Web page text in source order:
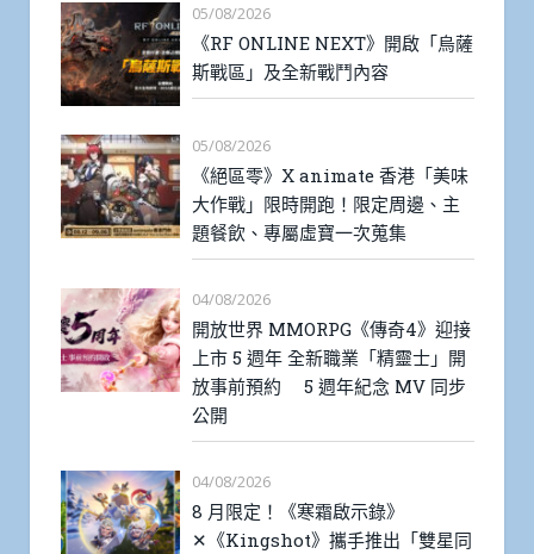
05/08/2026
《RF ONLINE NEXT》開啟「烏薩
斯戰區」及全新戰鬥內容
05/08/2026
《絕區零》X animate 香港「美味
大作戰」限時開跑！限定周邊、主
題餐飲、專屬虛寶一次蒐集
04/08/2026
開放世界 MMORPG《傳奇4》迎接
上市 5 週年 全新職業「精靈士」開
放事前預約 5 週年紀念 MV 同步
公開
04/08/2026
8 月限定！《寒霜啟示錄》
✕《Kingshot》攜手推出「雙星同